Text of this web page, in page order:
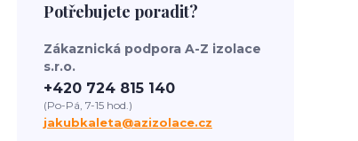
Potřebujete poradit?
Zákaznická podpora A-Z izolace
s.r.o.
+420 724 815 140
(Po-Pá, 7-15 hod.)
jakubkaleta@azizolace.cz